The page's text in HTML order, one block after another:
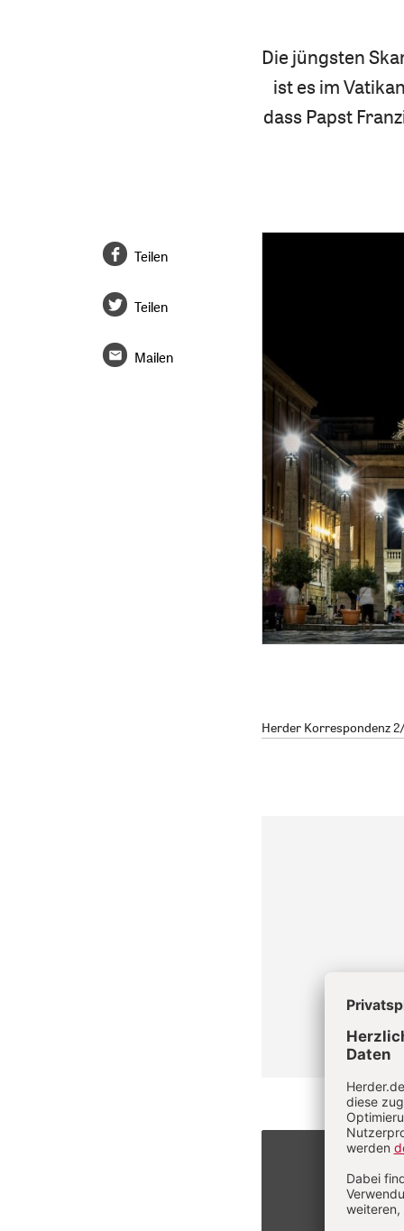
Die jüngsten
ist es im
dass Papst
Herder Korrespondenz
Teilen
Teilen
Mailen